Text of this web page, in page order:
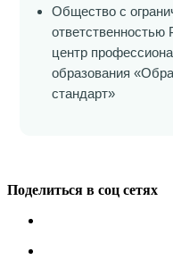
Общество с
ответственностью
центр
образования
стандарт»
Поделиться в соц сетях